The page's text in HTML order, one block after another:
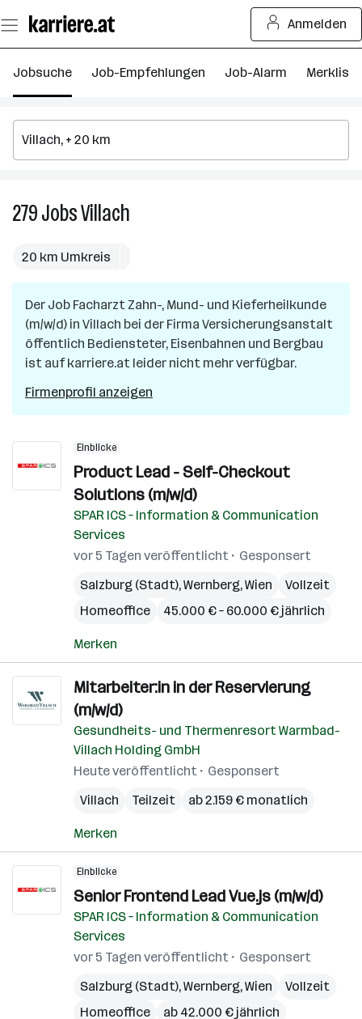
Seiteninhalt
springen
Anmelden
Jobsuche Job-Empfehlungen Job-Alarm Merkliste
279JobsVillach
20 km Umkreis
Der Job Facharzt Zahn-, Mund- und Kieferheilkunde
(m/w/d) in Villach bei der Firma Versicherungsanstalt
öffentlich Bediensteter, Eisenbahnen und Bergbau
ist auf karriere.at leider nicht mehr verfügbar.
Firmenprofil anzeigen
Einblicke
Product Lead - Self-Checkout
Solutions (m/w/d)
SPAR ICS – Information & Communication
Services
vor 5 Tagen veröffentlicht
Gesponsert
Salzburg (Stadt),Wernberg,Wien
Vollzeit
Homeoffice
45.000 € – 60.000 € jährlich
Merken
Mitarbeiter:in in der Reservierung
(m/w/d)
Gesundheits- und Thermenresort Warmbad-
Villach Holding GmbH
Heute veröffentlicht
Gesponsert
Villach
Teilzeit ab 2.159 € monatlich
Merken
Einblicke
Senior Frontend Lead Vue.js​ (m/w/d)
SPAR ICS – Information & Communication
Services
vor 5 Tagen veröffentlicht
Gesponsert
Salzburg (Stadt),Wernberg,Wien
Vollzeit
Homeoffice
ab 42.000 € jährlich